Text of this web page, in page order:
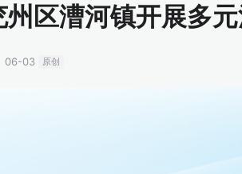
区漕河镇开展多
06-03 原创